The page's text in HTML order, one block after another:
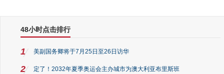
48小时点击排行
1 美副国务卿将于7月25日至26日访华
2 定了！2032年夏季奥运会主办城市为澳大利亚布里斯班